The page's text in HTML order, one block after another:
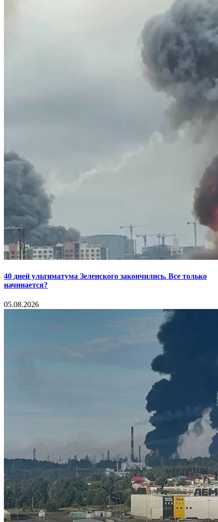
40 дней ультиматума Зеленского закончились. Все только
начинается?
05.08.2026